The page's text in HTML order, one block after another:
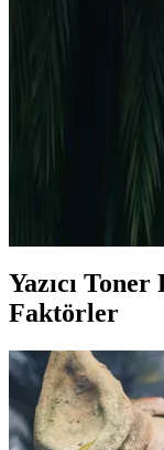
HP 650 kartuşu,
modelleriyle ev ve
orijinal ve
HP 415A Toner
Güçlü ve
HP 415A toner
kalitesi ile ofis ve ev
Yazıcı
Faktörler